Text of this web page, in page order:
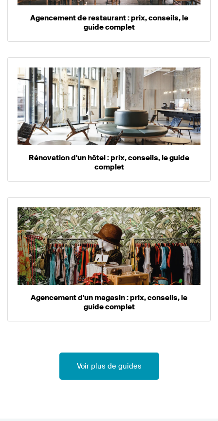
Agencement de restaurant : prix, conseils, le
guide complet
Rénovation d'un hôtel : prix, conseils, le guide
complet
Agencement d'un magasin : prix, conseils, le
guide complet
Voir plus de guides